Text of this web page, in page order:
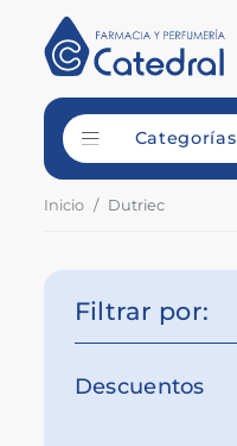
Categorías
Inicio Dutriec
Filtrar por:
Descuentos